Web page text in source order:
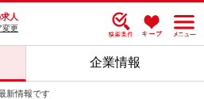
人
変更
企業情報
新情報です